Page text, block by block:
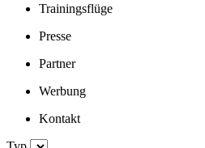
Trainingsflüge
Presse
Partner
Werbung
Kontakt